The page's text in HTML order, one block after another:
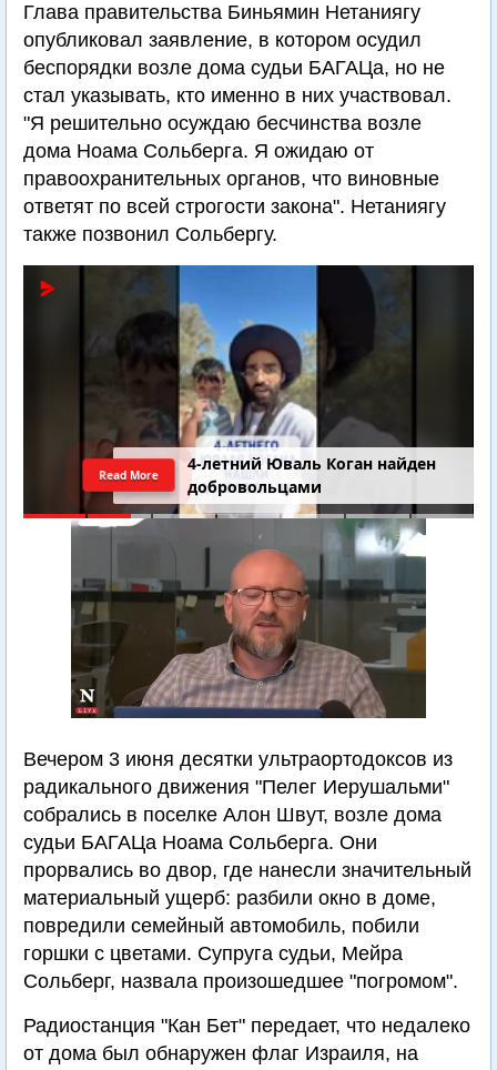
Глава правительства Биньямин Нетаниягу
опубликовал заявление, в котором осудил
беспорядки возле дома судьи БАГАЦа, но не
стал указывать, кто именно в них участвовал.
"Я решительно осуждаю бесчинства возле
дома Ноама Сольберга. Я ожидаю от
правоохранительных органов, что виновные
ответят по всей строгости закона". Нетаниягу
также позвонил Сольбергу.
4-летний Юваль Коган найден
добровольцами
Read More
Вечером 3 июня десятки ультраортодоксов из
радикального движения "Пелег Иерушальми"
собрались в поселке Алон Швут, возле дома
судьи БАГАЦа Ноама Сольберга. Они
прорвались во двор, где нанесли значительный
материальный ущерб: разбили окно в доме,
повредили семейный автомобиль, побили
горшки с цветами. Супруга судьи, Мейра
Сольберг, назвала произошедшее "погромом".
Радиостанция "Кан Бет" передает, что недалеко
от дома был обнаружен флаг Израиля, на